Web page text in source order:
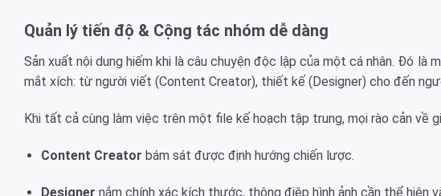
Quản lý tiến độ & Cộng tác nhóm dễ dàng
Sản xuất nội dung hiếm khi là câu chuyện độc lập của một cá nhân. Đó là
mắt xích: từ người viết (Content Creator), thiết kế (Designer) cho đến
Khi tất cả cùng làm việc trên một file kế hoạch tập trung, mọi rào cản về
Content Creator bám sát được định hướng chiến lược.
Designer nắm chính xác kích thước, thông điệp hình ảnh cần thể hiện